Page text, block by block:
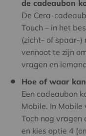
de cadeaubon
De Cera-
Touch – in het
(zicht- of spaar-)
vennoot te zijn
vragen en
Hoe of waar
Een cadeaubon
Mobile. In
Toch nog vragen
en kies optie 4